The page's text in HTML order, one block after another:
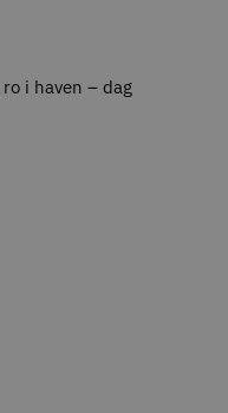
i haven – dag